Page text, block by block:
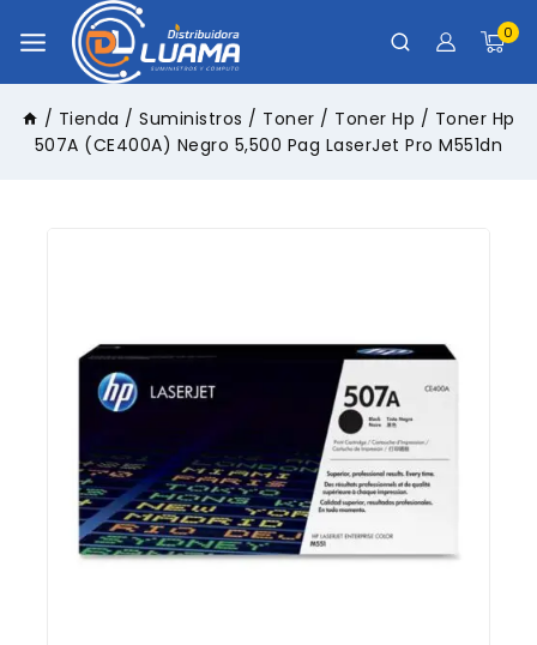
0
/ Tienda / Suministros / Toner / Toner Hp / Toner Hp
507A (CE400A) Negro 5,500 Pag LaserJet Pro M551dn